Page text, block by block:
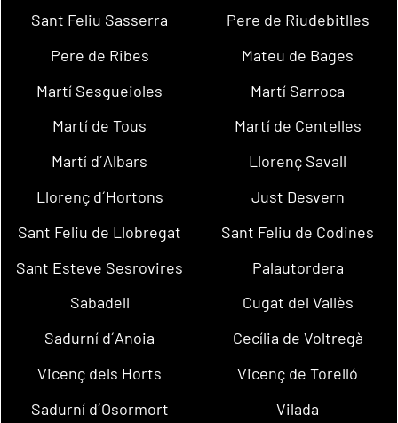
Sant Feliu Sasserra
Pere de Riudebitlles
Pere de Ribes
Mateu de Bages
Martí Sesgueioles
Martí Sarroca
Martí de Tous
Martí de Centelles
Martí d´Albars
Llorenç Savall
Llorenç d´Hortons
Just Desvern
Sant Feliu de Llobregat
Sant Feliu de Codines
Sant Esteve Sesrovires
Palautordera
Sabadell
Cugat del Vallès
Sadurní d´Anoia
Cecília de Voltregà
Vicenç dels Horts
Vicenç de Torelló
Sadurní d´Osormort
Vilada